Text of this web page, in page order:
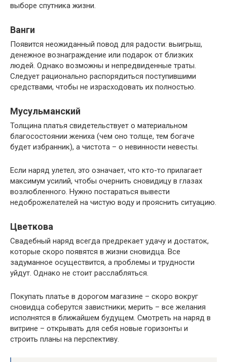
выборе спутника жизни.
Ванги
Появится неожиданный повод для радости: выигрыш,
денежное вознаграждение или подарок от близких
людей. Однако возможны и непредвиденные траты.
Следует рационально распорядиться поступившими
средствами, чтобы не израсходовать их полностью.
Мусульманский
Толщина платья свидетельствует о материальном
благосостоянии жениха (чем оно толще, тем богаче
будет избранник), а чистота – о невинности невесты.
Если наряд улетел, это означает, что кто-то прилагает
максимум усилий, чтобы очернить сновидицу в глазах
возлюбленного. Нужно постараться вывести
недоброжелателей на чистую воду и прояснить ситуацию.
Цветкова
Свадебный наряд всегда предрекает удачу и достаток,
которые скоро появятся в жизни сновидца. Все
задуманное осуществится, а проблемы и трудности
уйдут. Однако не стоит расслабляться.
Покупать платье в дорогом магазине – скоро вокруг
сновидца соберутся завистники; мерить – все желания
исполнятся в ближайшем будущем. Смотреть на наряд в
витрине – открывать для себя новые горизонты и
строить планы на перспективу.